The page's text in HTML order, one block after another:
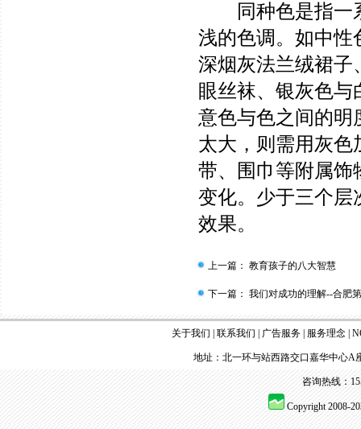
同种色是指一系
浅的色调。如中性
深烟灰法兰绒裙子
眼丝袜、银灰色
意色与色之间的明
太大，则需用灰色
带、围巾等附属饰
变化。少于三个层
效果。
上一篇： 教育孩子的八大智慧
下一篇： 我们对成功的理解--合肥
关于我们 联系我们 广告服务| 服务理念|
地址：北一环与站西路交口嘉华中心
咨询热线：
Copyright 2008-